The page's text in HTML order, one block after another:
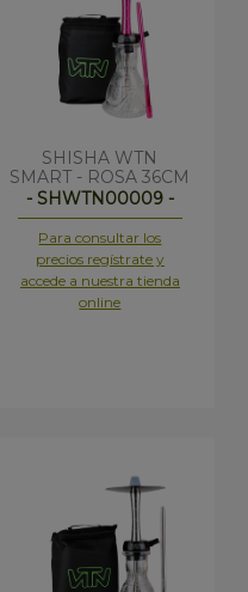
SHISHA WTN
SMART - ROSA 36CM
- SHWTN00009 -
Para consultar los
precios regístrate y
accede a nuestra tienda
online